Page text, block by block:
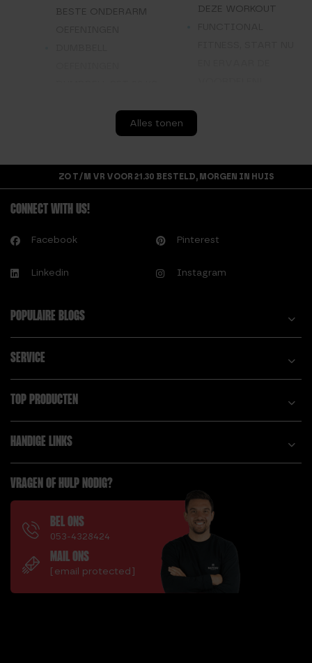
BESTE ONDERARM
FITNESS HOELAHOEP
FITNESS HOELAHOEP
FITNESS HOELAHOEP
FITNESS HOELAHOEP
DEZE WORKOUT
H.
HEXA DUMBBELL 12,5
KG
HEXA DUMBBELL 17,5
HEXA DUMBBELL 20
HOE MOET JE
HOELAHOEPEN? LEER
HET IN 10 SIMPELE
TRAININGSSCHEMA
HYPERTROFIE, LEES
HOE JE SPIERMASSA
OPBOUWT!
Alles tonen
ZO T/M VR VOOR 21.30 BESTELD, MORGEN IN HUIS
CONNECT WITH US!
Facebook Pinterest
Linkedin Instagram
POPULAIRE BLOGS
SERVICE
TOP PRODUCTEN
HANDIGE LINKS
VRAGEN OF HULP NODIG?
BEL ONS
053-4328424
MAIL ONS
[email protected]